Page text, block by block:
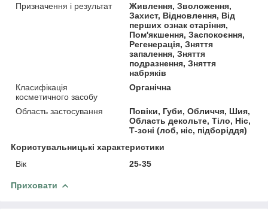
Призначення і результат
Живлення, Зволоження,
Захист, Відновлення, Від
перших ознак старіння,
Пом'якшення, Заспокоєння,
Регенерація, Зняття
запалення, Зняття
подразнення, Зняття
набряків
Класифікація
косметичного засобу
Органічна
Область застосування
Повіки, Губи, Обличчя, Шия,
Область декольте, Тіло, Ніс,
Т-зоні (лоб, ніс, підборіддя)
Користувальницькі характеристики
Вік
25-35
Приховати